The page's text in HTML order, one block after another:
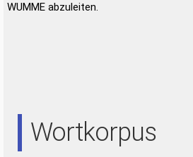
WUMME abzuleiten.
Wortkorpus